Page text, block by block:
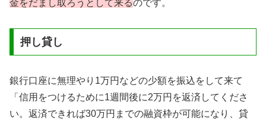
金をだまし取ろうとして来るのです。
押し貸し
銀行口座に無理やり1万円などの少額を振込をして来て
「信用をつけるために1週間後に2万円を返済してくださ
い。返済できれば30万円までの融資枠が可能になり、貸